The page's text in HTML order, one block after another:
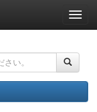
ナ
ビ
ー
ョ
ン